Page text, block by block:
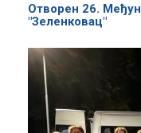
Отворен 26.
"Зеленковац"